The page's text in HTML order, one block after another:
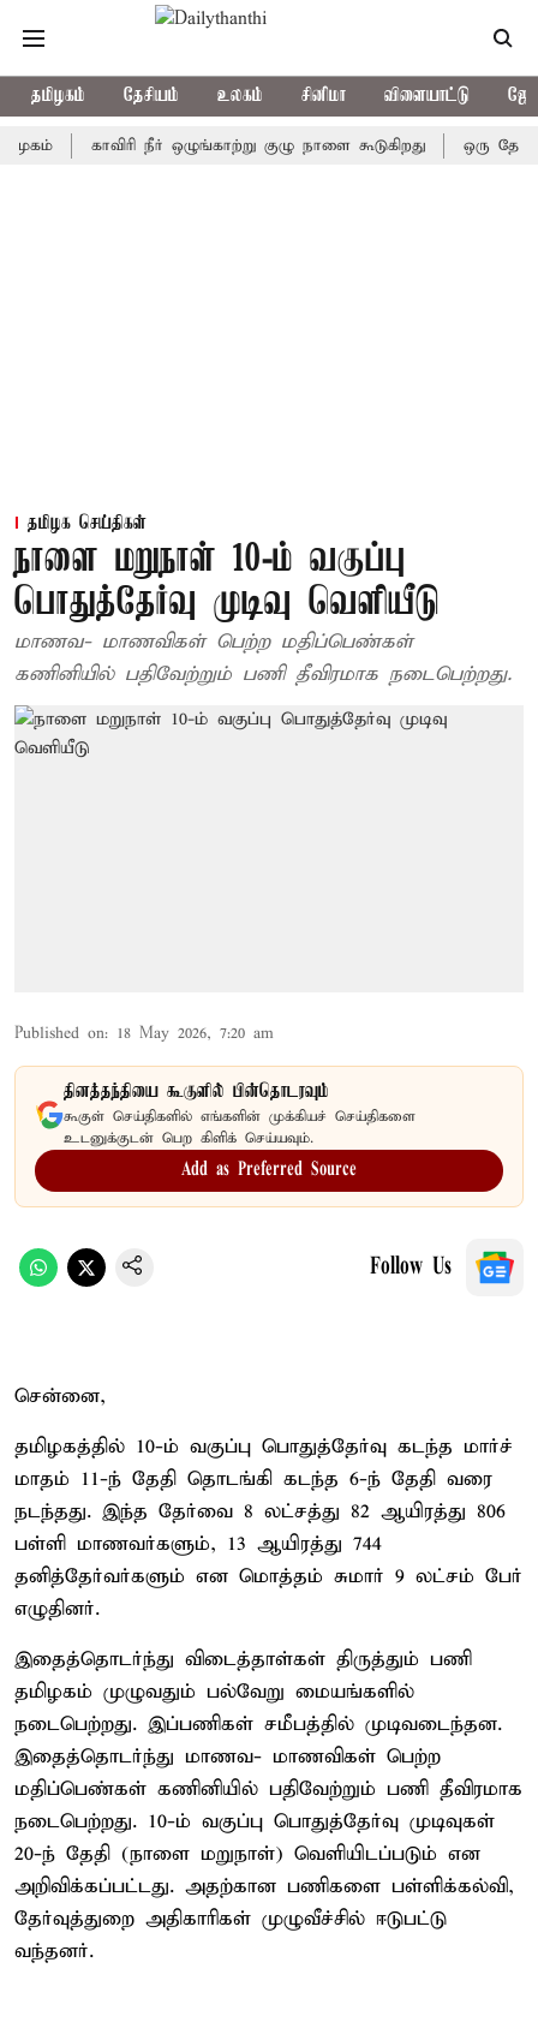
தமிழகம் தேசியம் உலகம் சினிமா விளையாட்டு
காவிரி நீர் ஒழுங்காற்று குழு நாளை கூடுகிறது ஒரு
தமிழக செய்திகள்
நாளை மறுநாள் 10-ம் வகுப்பு
பொதுத்தேர்வு முடிவு வெளியீடு
மாணவ- மாணவிகள் பெற்ற மதிப்பெண்கள்
கணினியில் பதிவேற்றும் பணி தீவிரமாக நடைபெற்றது.
Published on: 18 May 2026, 7:20 am
தினத்தந்தியை கூகுளில் பின்தொடரவும்
கூகுள் செய்திகளில் எங்களின் முக்கியச் செய்திகளை
உடனுக்குடன் பெற கிளிக் செய்யவும்.
Add as Preferred Source
Follow Us
சென்னை,
தமிழகத்தில் 10-ம் வகுப்பு பொதுத்தேர்வு கடந்த மார்ச்
மாதம் 11-ந் தேதி தொடங்கி கடந்த 6-ந் தேதி வரை
நடந்தது. இந்த தேர்வை 8 லட்சத்து 82 ஆயிரத்து 806
பள்ளி மாணவர்களும், 13 ஆயிரத்து 744
தனித்தேர்வர்களும் என மொத்தம் சுமார் 9 லட்சம் பேர்
எழுதினர்.
இதைத்தொடர்ந்து விடைத்தாள்கள் திருத்தும் பணி
தமிழகம் முழுவதும் பல்வேறு மையங்களில்
நடைபெற்றது. இப்பணிகள் சமீபத்தில் முடிவடைந்தன.
இதைத்தொடர்ந்து மாணவ- மாணவிகள் பெற்ற
மதிப்பெண்கள் கணினியில் பதிவேற்றும் பணி தீவிரமாக
நடைபெற்றது. 10-ம் வகுப்பு பொதுத்தேர்வு முடிவுகள்
20-ந் தேதி (நாளை மறுநாள்) வெளியிடப்படும் என
அறிவிக்கப்பட்டது. அதற்கான பணிகளை பள்ளிக்கல்வி,
தேர்வுத்துறை அதிகாரிகள் முழுவீச்சில் ஈடுபட்டு
வந்தனர்.